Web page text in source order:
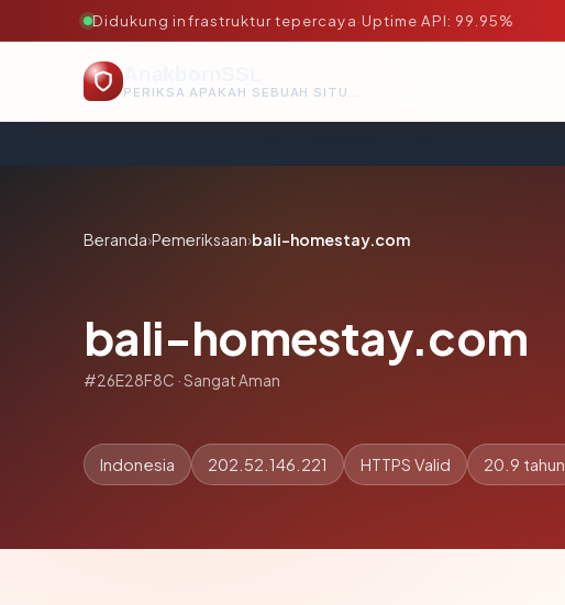
Didukung infrastruktur tepercaya·Uptime API: 99.95%
PERIKSA APAKAH SEBUAH SITUS AMAN, TEPERCAYA, DAN TERVERIFIKASI DALAM HITUNGAN DETIK.
Beranda›Pemeriksaan›bali-homestay.com
bali-homestay.com
#26E28F8C · Sangat Aman
Indonesia 202.52.146.221 HTTPS Valid 20.9 tahun